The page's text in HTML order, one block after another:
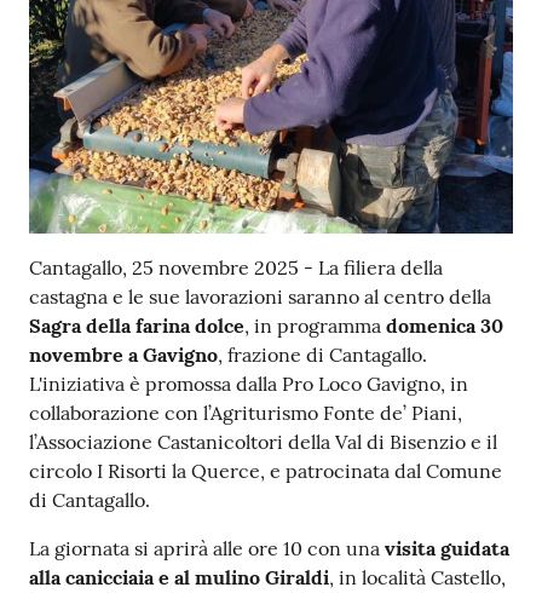
Contenuto
Cantagallo, 25 novembre 2025 - La filiera della
castagna e le sue lavorazioni saranno al centro della
Sagra della farina dolce, in programma domenica 30
novembre a Gavigno, frazione di Cantagallo.
L'iniziativa è promossa dalla Pro Loco Gavigno, in
collaborazione con l’Agriturismo Fonte de’ Piani,
l’Associazione Castanicoltori della Val di Bisenzio e il
circolo I Risorti la Querce, e patrocinata dal Comune
di Cantagallo.
La giornata si aprirà alle ore 10 con una visita guidata
alla canicciaia e al mulino Giraldi, in località Castello,